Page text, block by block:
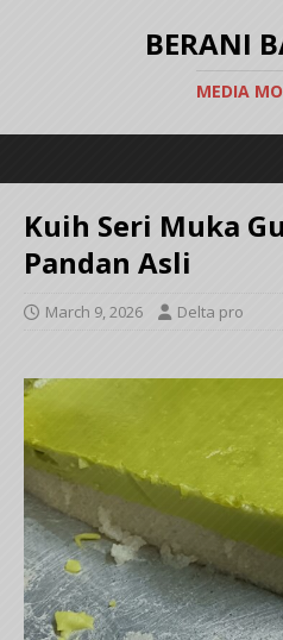
BERANI
MEDIA
Kuih Seri Muka
Pandan Asli
March 9, 2026 Delta pro